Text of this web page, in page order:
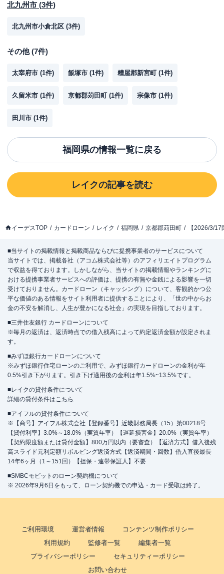
北九州市 (3件)
北九州市小倉北区 (3件)
その他(7件)
太宰府市 (1件) 飯塚市 (1件) 糟屋郡新宮町 (1件)
久留米市 (1件) 京都郡苅田町 (1件) 宗像市 (1件)
田川市 (1件)
福岡県の情報一覧に戻る
レイクの記事を読む
イーデスTOP カードローン レイク 福岡県 京都郡苅田町 【2026/3/
■当サイトの掲載情報と掲載商品ならびに提携事業者のサービスについて
当サイトでは、掲載各社（アコム株式会社等）のアフィリエイトプログラム
で収益を得ております。しかしながら、当サイトの掲載情報やランキングに
おける提携事業者サービスへの評価は、提携の有無や金銭による影響を一切
受けておりません。カードローン（キャッシング）について、客観的かつ公
平な価値のある情報をサイト利用者に提供することにより、「世の中からお
金の不安を解消し、人生が豊かになる社会」の実現を目指しております。
■三井住友銀行 カードローンについて
※毎月の返済は、返済時点での借入残高によって約定返済金額が設定されま
す。
■みずほ銀行カードローンについて
※みずほ銀行住宅ローンのご利用で、みずほ銀行カードローンの金利が年
0.5%引き下がります。引き下げ適用後の金利は年1.5%~13.5%です。
■レイクの貸付条件について
詳細の貸付条件はこちら
■アイフルの貸付条件について
※【商号】アイフル株式会社【登録番号】近畿財務局長（15）第00218号
【貸付利率】3.0%～18.0%（実質年率）【遅延損害金】20.0%（実質年率）
【契約限度額または貸付金額】800万円以内（要審査）【返済方式】借入後残
高スライド元利定額リボルビング返済方式【返済期間・回数】借入直後最長
14年6ヶ月（1～151回）【担保・連帯保証人】不要
■SMBCモビットのローン契約機について
※ 2026年9月6日をもって、ローン契約機での申込・カード受取は終了。
ご利用環境 運営者情報
コンテンツ制作ポリシー
利用規約
監修者一覧
編集者一覧
プライバシーポリシー
セキュリティーポリシー
お問い合わせ